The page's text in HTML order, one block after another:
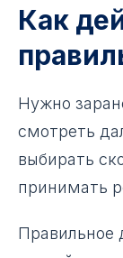
Как
Нужно
смотреть
выбирать
принимать
Правильное